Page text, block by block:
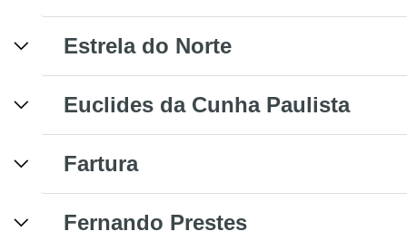
Estrela do Norte
Euclides da Cunha Paulista
Fartura
Fernando Prestes